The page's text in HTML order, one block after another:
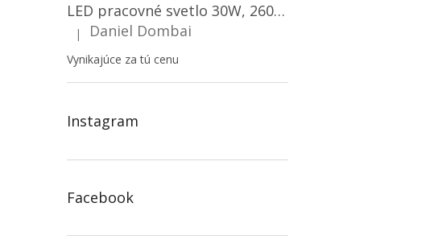
LED pracovné svetlo 30W, 2600LM, 12V/24V, IP67/2-PACK! [LB0087]
Hodnotenie produktu je 5 z 5 hviezdičiek.
| Daniel Dombai
Vynikajúce za tú cenu
Instagram
Facebook